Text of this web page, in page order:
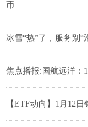
币
冰雪“热”了，服务别“
焦点播报:国航远洋：
【ETF动向】1月12